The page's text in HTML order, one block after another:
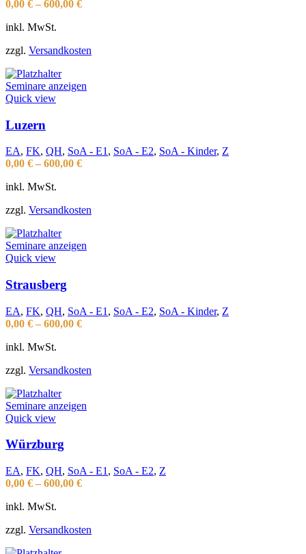
0,00 € – 600,00 €
inkl. MwSt.
zzgl. Versandkosten
Seminare anzeigen
Quick view
Luzern
EA, FK, QH, SoA - E1 , SoA - E2, SoA - Kinder, Z
0,00 € – 600,00 €
inkl. MwSt.
zzgl. Versandkosten
Seminare anzeigen
Quick view
Strausberg
EA, FK, QH, SoA - E1 , SoA - E2, SoA - Kinder, Z
0,00 € – 600,00 €
inkl. MwSt.
zzgl. Versandkosten
Seminare anzeigen
Quick view
Würzburg
EA, FK, QH, SoA - E1 , SoA - E2, Z
0,00 € – 600,00 €
inkl. MwSt.
zzgl. Versandkosten